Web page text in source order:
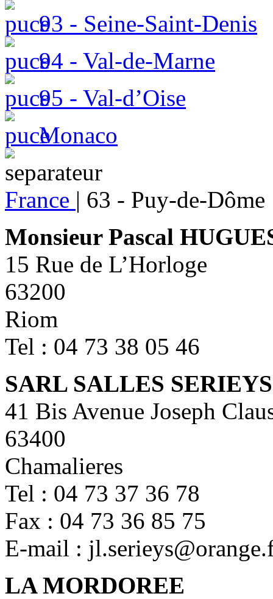
93 - Seine-Saint-Denis
94 - Val-de-Marne
95 - Val-d’Oise
Monaco
France | 63 - Puy-de-Dôme
Monsieur Pascal
15 Rue de L’Horloge
63200
Riom
Tel : 04 73 38 05 46
SARL SALLES SERIEYS
41 Bis Avenue Joseph
63400
Chamalieres
Tel : 04 73 37 36 78
Fax : 04 73 36 85 75
E-mail :
LA MORDOREE